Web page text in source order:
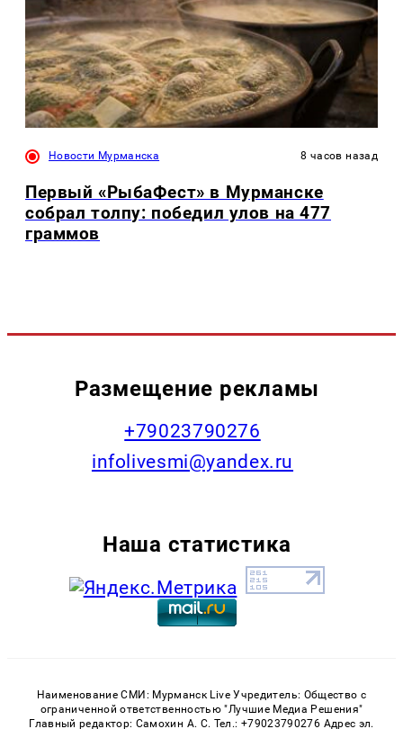
Новости Мурманска 8 часов назад
Первый «РыбаФест» в Мурманске
собрал толпу: победил улов на 477
граммов
Размещение рекламы
+79023790276
infolivesmi@yandex.ru
Наша статистика
Наименование СМИ: Мурманск Live Учредитель: Общество с
ограниченной ответственностью "Лучшие Медиа Решения"
Главный редактор: Самохин А. С. Тел.: +79023790276 Адрес эл.